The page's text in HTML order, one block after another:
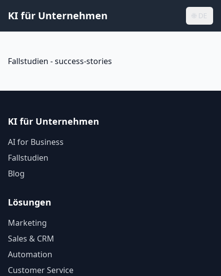
KI für Unternehmen 🌐 DE
Fallstudien - success-stories
KI für Unternehmen
AI for Business
Fallstudien
Blog
Lösungen
Marketing
Sales & CRM
Automation
Customer Service